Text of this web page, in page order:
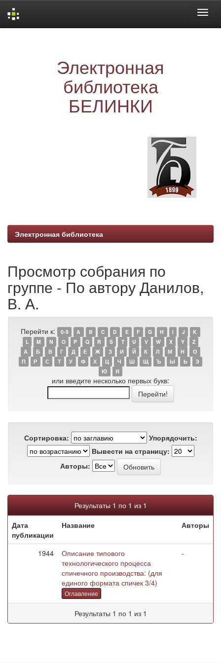
Электронная
библиотека
БЕЛИНКИ
Электронная библиотека
Просмотр собрания по
группе - По автору Данилов,
В. А.
Перейти к: 0-9 A B C D E F G H I J
K
L
M N O P Q R S T U V W X Y
Z
А
Б В Г Д Е Ж З И Й К Л М Н
О
П
Р С Т У Ф Х Ц Ч Ш Щ Ъ Ы Ь
Э
Ю
Я
или введите несколько первых букв:
Сортировка:
Упорядочить:
Вывести на страницу:
Авторы:
Результаты 1 по 1 из 1
Дата
публикации
Название Авторы
1944
Описание типового
технологического процесса
спичечного производства: (для
единого формата спичек 3/4)
Оглавление
-
Результаты 1 по 1 из 1